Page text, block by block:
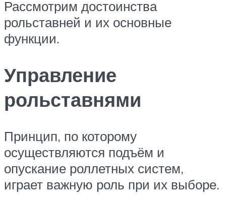
Рассмотрим достоинства
рольставней и их основные
функции.
Управление
рольставнями
Принцип, по которому
осуществляются подъём и
опускание роллетных систем,
играет важную роль при их выборе.